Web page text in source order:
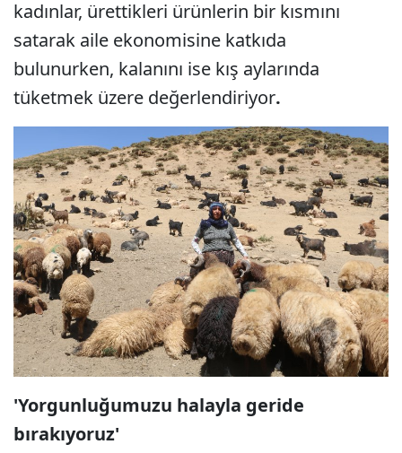
kadınlar, ürettikleri ürünlerin bir kısmını
satarak aile ekonomisine katkıda
bulunurken, kalanını ise kış aylarında
tüketmek üzere değerlendiriyor.
'Yorgunluğumuzu halayla geride
bırakıyoruz'